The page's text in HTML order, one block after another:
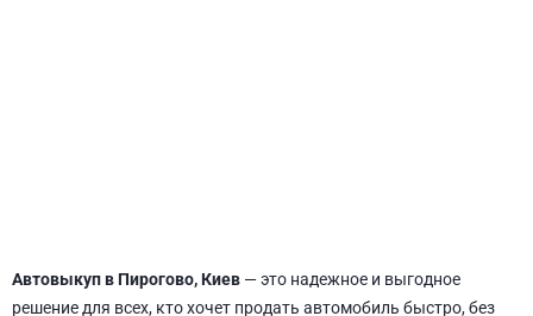
Автовыкуп в Пирогово, Киев — это надежное и выгодное
решение для всех, кто хочет продать автомобиль быстро, без